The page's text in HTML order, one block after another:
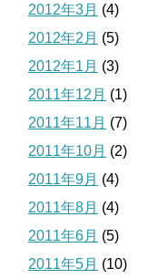
2012年3月 (4)
2012年2月 (5)
2012年1月 (3)
2011年12月 (1)
2011年11月 (7)
2011年10月 (2)
2011年9月 (4)
2011年8月 (4)
2011年6月 (5)
2011年5月 (10)